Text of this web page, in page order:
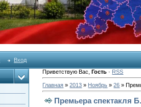
Вход
Приветствую Вас ,Гость · RSS
Главная »2013 » Ноябрь » 26 »
Премьера спектакля